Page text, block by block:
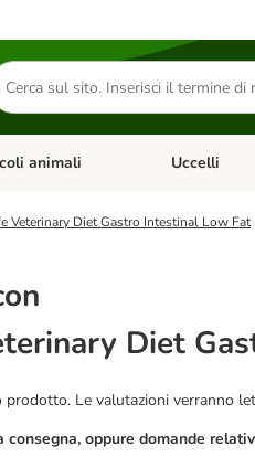
Categoria: Diete e antiparassitari
animali Apri Menu
Uccelli
Veterinary Diet Gastro Intestinal Low Fat
Diet
prodotto. Le valutazioni verranno
oppure domande